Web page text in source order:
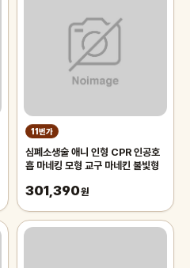
11번가
심폐소생술 애니 인형 CPR 인공호
흡 마네킹 모형 교구 마네킨 불빛형
301,390원